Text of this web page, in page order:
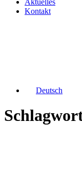
Aktuelles
Kontakt
Deutsch